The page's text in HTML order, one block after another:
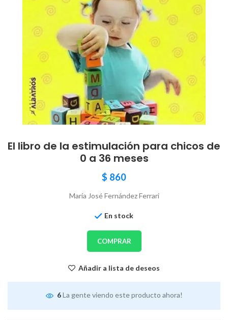
El libro de la estimulación para chicos de
0 a 36 meses
$ 860
María José Fernández Ferrari
En stock
COMPRAR
Añadir a lista de deseos
6 La gente viendo este producto ahora!